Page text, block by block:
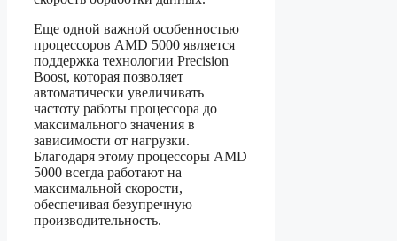
Еще одной важной особенностью
процессоров AMD 5000 является
поддержка технологии Precision
Boost, которая позволяет
автоматически увеличивать
частоту работы процессора до
максимального значения в
зависимости от нагрузки.
Благодаря этому процессоры AMD
5000 всегда работают на
максимальной скорости,
обеспечивая безупречную
производительность.